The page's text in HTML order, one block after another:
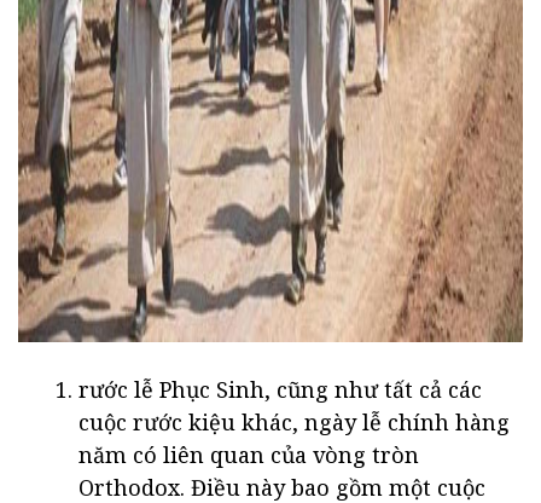
rước lễ Phục Sinh, cũng như tất cả các
cuộc rước kiệu khác, ngày lễ chính hàng
năm có liên quan của vòng tròn
Orthodox. Điều này bao gồm một cuộc